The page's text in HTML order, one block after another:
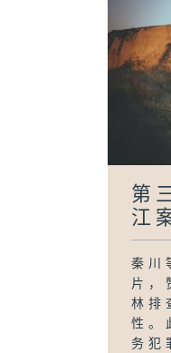
第
江
秦川
片，
林排
性。
务犯